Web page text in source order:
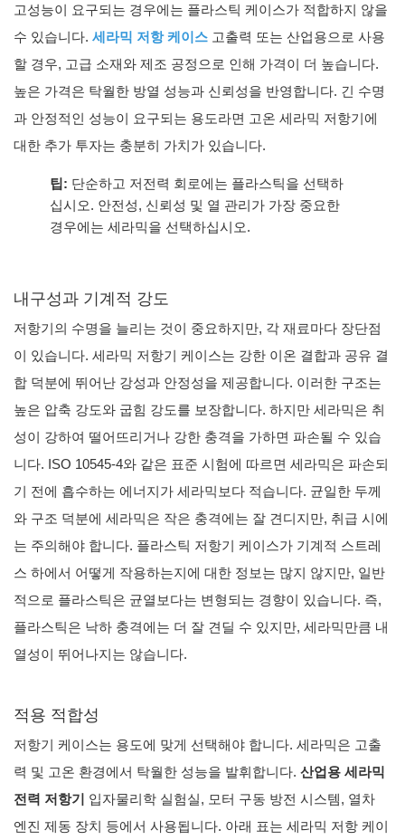
고성능이 요구되는 경우에는 플라스틱 케이스가 적합하지 않을
수 있습니다. 세라믹 저항 케이스 고출력 또는 산업용으로 사용
할 경우, 고급 소재와 제조 공정으로 인해 가격이 더 높습니다.
높은 가격은 탁월한 방열 성능과 신뢰성을 반영합니다. 긴 수명
과 안정적인 성능이 요구되는 용도라면 고온 세라믹 저항기에
대한 추가 투자는 충분히 가치가 있습니다.
팁: 단순하고 저전력 회로에는 플라스틱을 선택하
십시오. 안전성, 신뢰성 및 열 관리가 가장 중요한
경우에는 세라믹을 선택하십시오.
내구성과 기계적 강도
저항기의 수명을 늘리는 것이 중요하지만, 각 재료마다 장단점
이 있습니다. 세라믹 저항기 케이스는 강한 이온 결합과 공유 결
합 덕분에 뛰어난 강성과 안정성을 제공합니다. 이러한 구조는
높은 압축 강도와 굽힘 강도를 보장합니다. 하지만 세라믹은 취
성이 강하여 떨어뜨리거나 강한 충격을 가하면 파손될 수 있습
니다. ISO 10545-4와 같은 표준 시험에 따르면 세라믹은 파손되
기 전에 흡수하는 에너지가 세라믹보다 적습니다. 균일한 두께
와 구조 덕분에 세라믹은 작은 충격에는 잘 견디지만, 취급 시에
는 주의해야 합니다. 플라스틱 저항기 케이스가 기계적 스트레
스 하에서 어떻게 작용하는지에 대한 정보는 많지 않지만, 일반
적으로 플라스틱은 균열보다는 변형되는 경향이 있습니다. 즉,
플라스틱은 낙하 충격에는 더 잘 견딜 수 있지만, 세라믹만큼 내
열성이 뛰어나지는 않습니다.
적용 적합성
저항기 케이스는 용도에 맞게 선택해야 합니다. 세라믹은 고출
력 및 고온 환경에서 탁월한 성능을 발휘합니다. 산업용 세라믹
전력 저항기 입자물리학 실험실, 모터 구동 방전 시스템, 열차
엔진 제동 장치 등에서 사용됩니다. 아래 표는 세라믹 저항 케이